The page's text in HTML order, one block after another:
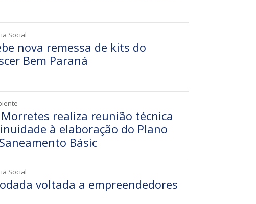
Social
nova remessa de kits do
Bem Paraná
realiza reunião técnica
à elaboração do Plano
Básic
Social
voltada a empreendedores